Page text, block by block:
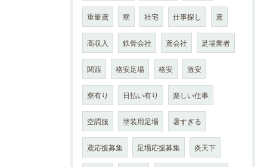
重量鳶 寮 社宅 仕事探し 鳶
高収入 鉄骨会社 鳶会社 足場業者
関西 格安足場 格安 激安
寮有り 日払い有り 楽しい仕事
空調服 塗装用足場 暑すぎる
鳶応援募集 足場応援募集 炎天下